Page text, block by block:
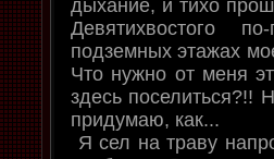
дыхание, и тихо
Девятихвостого
подземных этажах
Что нужно от меня
здесь поселиться?!!
придумаю, как...
Я сел на траву